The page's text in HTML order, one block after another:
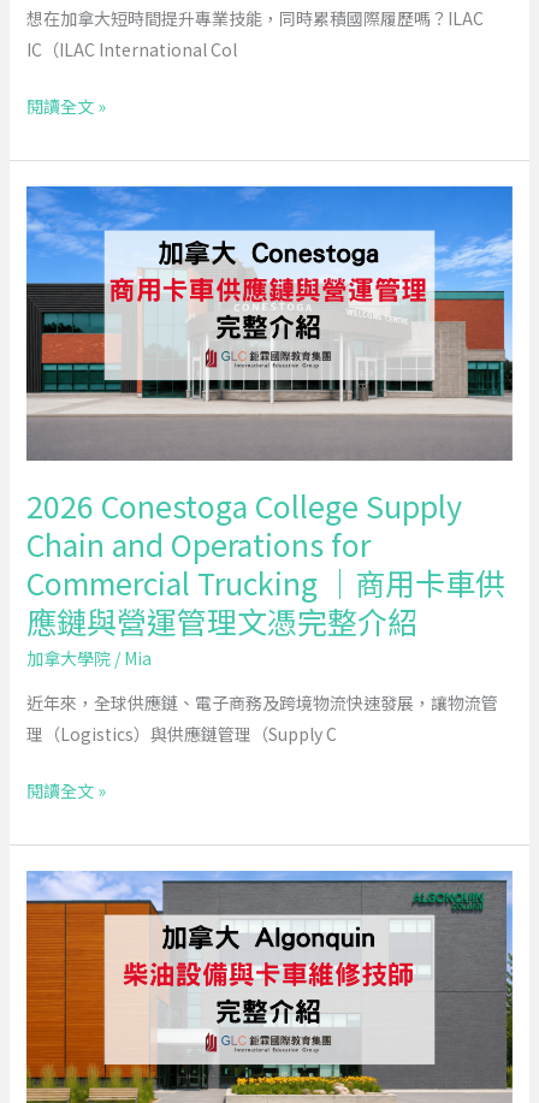
想在加拿大短時間提升專業技能，同時累積國際履歷嗎？ILAC
IC（ILAC International Col
業
管
Co-
工
遊
課
程-
GLC
鉅
霖
閱讀全文 »
2026 Conestoga College Supply
Chain and Operations for
Commercial Trucking ｜商用卡車供
應鏈與營運管理文憑完整介紹
加拿大學院/Mia
近年來，全球供應鏈、電子商務及跨境物流快速發展，讓物流管
理（Logistics）與供應鏈管理（Supply C
2026
Conestoga
Supply
Chain
and
Operations
for
｜
商
用
卡
車
供
應
鏈
營
理
文
憑
完
介
紹
閱讀全文 »
2026
Algonquin
College
柴
油
設
備